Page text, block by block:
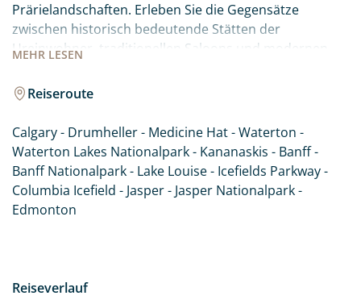
MEHR LESEN
Prärielandschaften. Erleben Sie die Gegensätze
zwischen historisch bedeutende Stätten der
Ureinwohner, traditionellen Saloons und modernen
Westen Kanadas hält vielseitige Erlebnisse für jeden
Besucher bereit. Ihre Reise führt Sie zu den Highlights
dieser spannenden Region. Lassen Sie sich von der
landschaftlichen Schönheit und der Gastfreundschaft
Albertas begeistern.
Reiseroute
Calgary - Drumheller - Medicine Hat - Waterton -
Waterton Lakes Nationalpark - Kananaskis - Banff -
Banff Nationalpark - Lake Louise - Icefields Parkway -
Columbia Icefield - Jasper - Jasper Nationalpark -
Edmonton
Reiseverlauf